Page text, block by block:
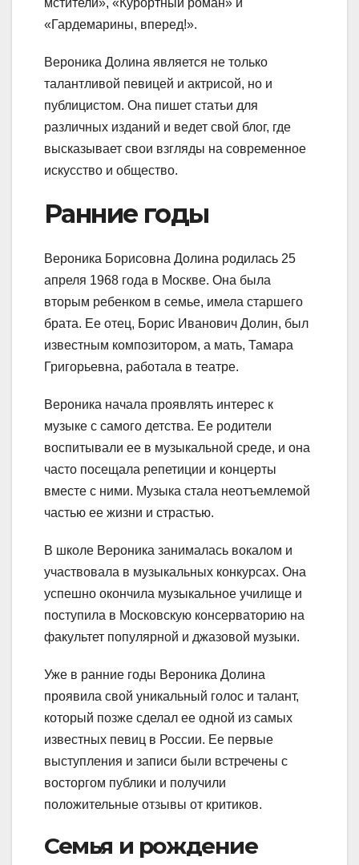
«Гардемарины, вперед!».
Вероника Долина является не только
талантливой певицей и актрисой, но и
публицистом. Она пишет статьи для
различных изданий и ведет свой блог, где
высказывает свои взгляды на современное
искусство и общество.
Ранние годы
Вероника Борисовна Долина родилась 25
апреля 1968 года в Москве. Она была
вторым ребенком в семье, имела старшего
брата. Ее отец, Борис Иванович Долин, был
известным композитором, а мать, Тамара
Григорьевна, работала в театре.
Вероника начала проявлять интерес к
музыке с самого детства. Ее родители
воспитывали ее в музыкальной среде, и она
часто посещала репетиции и концерты
вместе с ними. Музыка стала неотъемлемой
частью ее жизни и страстью.
В школе Вероника занималась вокалом и
участвовала в музыкальных конкурсах. Она
успешно окончила музыкальное училище и
поступила в Московскую консерваторию на
факультет популярной и джазовой музыки.
Уже в ранние годы Вероника Долина
проявила свой уникальный голос и талант,
который позже сделал ее одной из самых
известных певиц в России. Ее первые
выступления и записи были встречены с
восторгом публики и получили
положительные отзывы от критиков.
Семья и рождение